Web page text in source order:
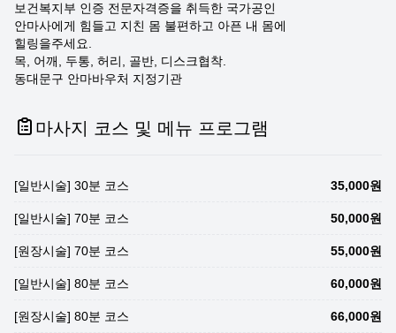
보건복지부 인증 전문자격증을 취득한 국가공인
안마사에게 힘들고 지친 몸 불편하고 아픈 내 몸에
힐링을주세요.
목, 어깨, 두통, 허리, 골반, 디스크협착.
동대문구 안마바우처 지정기관
마사지 코스 및 메뉴 프로그램
[일반시술] 30분 코스 35,000원
[일반시술] 70분 코스 50,000원
[원장시술] 70분 코스 55,000원
[일반시술] 80분 코스 60,000원
[원장시술] 80분 코스 66,000원